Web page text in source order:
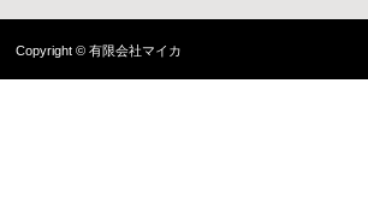
Copyright © 有限会社マイカ